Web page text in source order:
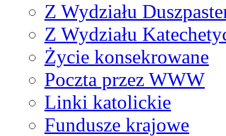
Z Wydziału
Z Wydziału
Życie konsekrowane
Poczta przez WWW
Linki katolickie
Fundusze krajowe